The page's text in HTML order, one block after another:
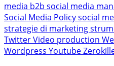
media b2b social media
Social Media Policysocial
strategie di marketing
TwitterVideo production
Wordpress Youtube